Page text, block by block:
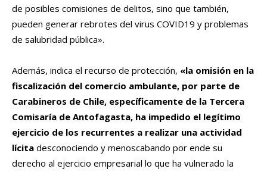
de posibles comisiones de delitos, sino que también,
pueden generar rebrotes del virus COVID19 y problemas
de salubridad pública».
Además, indica el recurso de protección, «la omisión en la
fiscalización del comercio ambulante, por parte de
Carabineros de Chile, específicamente de la Tercera
Comisaría de Antofagasta, ha impedido el legítimo
ejercicio de los recurrentes a realizar una actividad
lícita desconociendo y menoscabando por ende su
derecho al ejercicio empresarial lo que ha vulnerado la